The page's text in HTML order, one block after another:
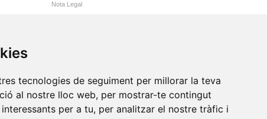
tecnologies de seguiment per millorar la teva
al nostre lloc web, per mostrar-te contingut
per a tu, per analitzar el nostre tràfic i
Nota Legal